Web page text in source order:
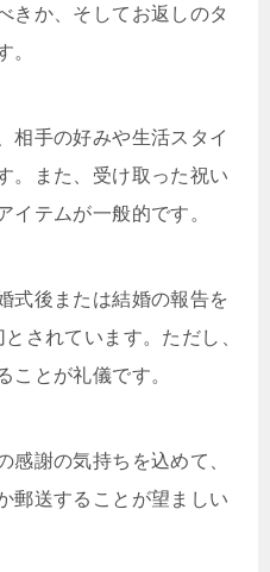
きか、そしてお返しのタ
。
相手の好みや生活スタイ
。また、受け取った祝い
イテムが一般的です。
式後または結婚の報告を
されています。ただし、
ことが礼儀です。
感謝の気持ちを込めて、
郵送することが望ましい